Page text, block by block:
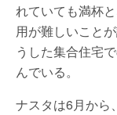
れていても満杯
用が難しいこと
うした集合住宅
んでいる。
ナスタは6月から